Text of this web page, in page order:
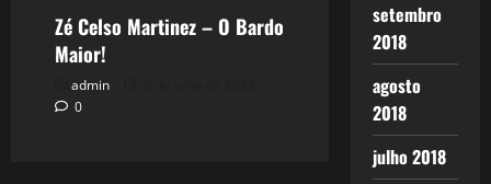
Zé Celso Martinez – O Bardo
Maior!
admin
0
setembro
2018
agosto
2018
julho 2018